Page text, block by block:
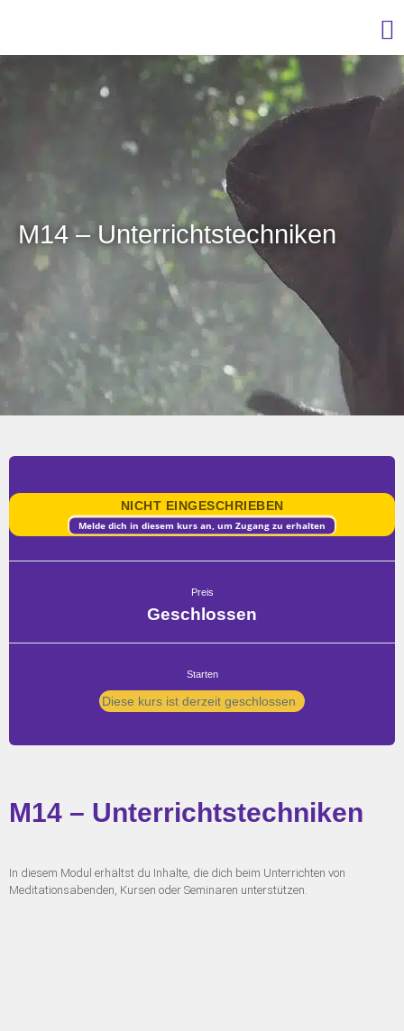
M14 – Unterrichtstechniken
NICHT EINGESCHRIEBEN
Melde dich in diesem kurs an, um Zugang zu erhalten
Preis
Geschlossen
Starten
Diese kurs ist derzeit geschlossen
M14 – Unterrichtstechniken
In diesem Modul erhältst du Inhalte, die dich beim Unterrichten von
Meditationsabenden, Kursen oder Seminaren unterstützen.